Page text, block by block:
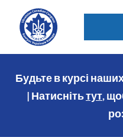
Будьте в курсі
| Натиснітьтут,